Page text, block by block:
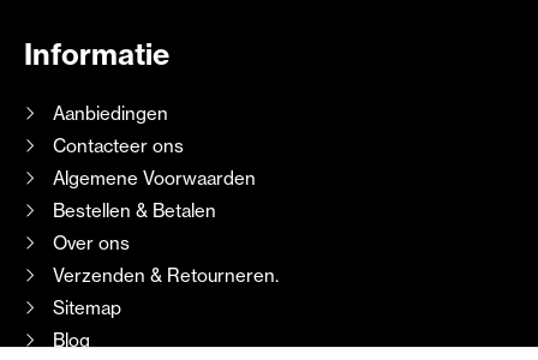
Informatie
Aanbiedingen
Contacteer ons
Algemene Voorwaarden
Bestellen & Betalen
Over ons
Verzenden & Retourneren.
Sitemap
Blog